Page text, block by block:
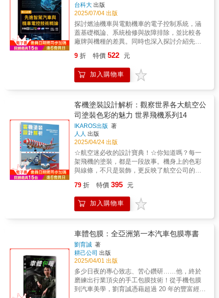
與機身融為一體的新式客機和私人飛天車將不
再是白日夢？暢談飛機發展的可能性與未來樣
貌。【4】飛機的技術與科學耐高溫的鈦合金與
輕盈防鏽的碳纖維，哪個更適合用來製造飛
機？飛機燃油通常都儲存在哪裡？如何避免在
要傾注的技術與科學原理。【5】飛機的結構與
設計從機艙、機翼、引擎，到航行燈光、雷達
設備。拆解一架飛機的組成與裝備，認識結構
帶來的性能差異。了解飛機如何對抗氣流與壓
錄全世界最快的飛機是哪一種型號？最暢銷的
飛機又是哪一架？介紹首次完成飛行的飛機、
世界最長的飛行紀錄、最大且最重的飛機等各
種令人驚奇的飛機世界紀錄。【7】飛機軼聞與
幕後故事本章介紹關於飛機的承載人數、總統
專機與一般客機的不同、飛機的飛行路徑有何
特色、退役的飛機如何處置，以及名人的私人
飛機等，新奇又有意思的飛機軼聞與故事。
【8】在機場發生的大小事一座機場的落成，包
含航廈、塔台、跑道、機棚與停機坪等設施。
又可因使用目的分為軍事目的的軍用機場，或
一般民航機也可起降的民用機場。本章將介紹
機場設施與其目的，以及遍布全世界充滿特色
的機場。【9】航空產業與從業人員世界第一家
業飛航日益茁壯。每一次的飛行都有賴機師、
飛機維修技師，以及空服人員的努力。讓我們
深入了解每個職位上的航空從業人員都負責哪
些事情、如何共同守護飛行安全！【10】搭上
飛機去旅行為什麼機票價格差很大？機票要透
過旅行社訂購？什麼叫直飛？什麼叫過境、轉
機？經濟艙跟商務艙有什麼不同？狗狗也可以
以汽車引擎的機械原理為主軸，並從WHY與
HOW圖文解說汽車各大部位的基本機械原理，
引擎啟動、油門加速、方向盤掌控、煞車系
統……幫助愛車的你更懂車。2、汽車迷必收！
以簡單易懂的方式，一篇介紹一個汽車知識，
幫助你快速掌握汽車的行進原理與機械構造。
礎知識手冊；同時也是汽車維修從業人員進行
保養與維修的重要參考書。
台科大 出版
2025/07/04 出版
探討燃油機車與電動機車的電子控制系統，涵
蓋基礎概論、系統檢修與故障排除，並比較各
廠牌與機種的差異。同時也深入探討介紹先進
應器、演算法及數據處理等晶片技術，結合最
新技術與市場趨勢，為技術學習者與專業人員
提供實用指引。
9 折 特價 522 元
加入購物車
客機塗裝設計解析：觀察世界各大航空公
司塗裝色彩的魅力 世界飛機系列14
IKAROS出版 著
人人 出版
2025/04/24 出版
☆航空迷必收的設計寶典！☆你知道嗎？每一
架飛機的塗裝，都是一段故事。機身上的色彩
與線條，不只是裝飾，更反映了航空公司的個
－欣賞飛機塗裝的歷史變遷與魅力 －－收
錄已經消失的珍貴塗裝 －－介紹中華航
空、長榮航空、星宇航空的塗裝設計特色
飛機從哪裡來？為什麼會有這樣的設計呢？作
者身為走訪超過百國的專業飛機攝影師，一次
介紹92間現役航空公司與23間已經消失&謎樣
的航空公司，詳細解說塗裝設計的歷史變遷與
特色！ 平時可能不會注意到飛機塗裝，其
實也反映了時代潮流的變化，例如1980年代流
行直條飾線，機身上還會有免付費電話；到了
1990年代以後，開始流行斗大的廣告標題字體
79 折 特價 395 元
加入購物車
車體包膜：全亞洲第一本汽車包膜專書
劉育誠 著
耕己公司 出版
2025/04/01 出版
多少日夜的專心致志、苦心鑽研……他，終於
磨練出行業頂尖的手工包膜技術！從手機包膜
到汽車美學，劉育誠憑藉超過 20 年的豐富經